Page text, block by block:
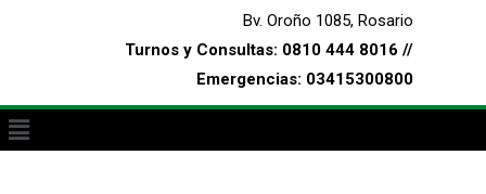
Bv. Oroño 1085, Rosario
Turnos y Consultas: 0810 444 8016 //
Emergencias: 03415300800